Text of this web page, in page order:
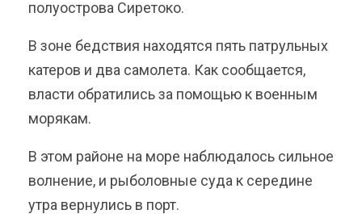
полуострова Сиретоко.
В зоне бедствия находятся пять патрульных
катеров и два самолета. Как сообщается,
власти обратились за помощью к военным
морякам.
В этом районе на море наблюдалось сильное
волнение, и рыболовные суда к середине
утра вернулись в порт.